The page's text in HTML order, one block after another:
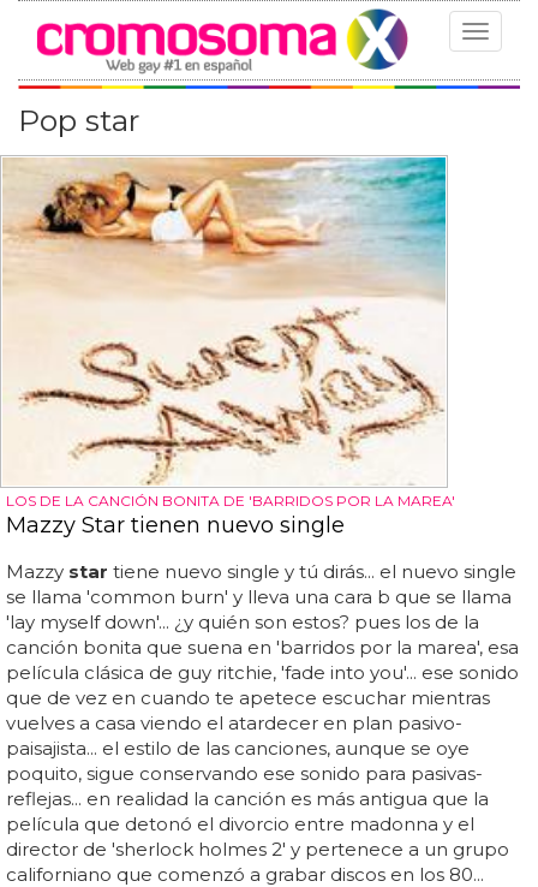
Toggle
Pop star
LOS DE LA CANCIÓN BONITA DE 'BARRIDOS POR LA MAREA'
Mazzy Star tienen nuevo single
Mazzy star tiene nuevo single y tú dirás... el nuevo single
se llama 'common burn' y lleva una cara b que se llama
'lay myself down'... ¿y quién son estos? pues los de la
canción bonita que suena en 'barridos por la marea', esa
película clásica de guy ritchie, 'fade into you'... ese sonido
que de vez en cuando te apetece escuchar mientras
vuelves a casa viendo el atardecer en plan pasivo-
paisajista... el estilo de las canciones, aunque se oye
poquito, sigue conservando ese sonido para pasivas-
reflejas... en realidad la canción es más antigua que la
película que detonó el divorcio entre madonna y el
director de 'sherlock holmes 2' y pertenece a un grupo
californiano que comenzó a grabar discos en los 80...